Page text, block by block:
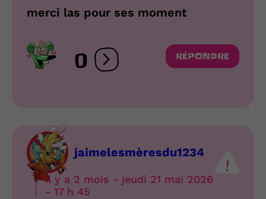
merci las pour ses moment
0 Ouvrir les réactions
RÉPONDRE
jaimelesmèresdu1234
il y a 2 mois - jeudi 21 mai 2026
- 17 h 45